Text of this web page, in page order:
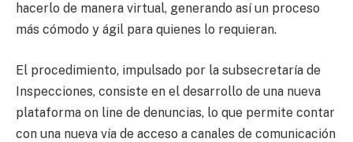
hacerlo de manera virtual, generando así un proceso
más cómodo y ágil para quienes lo requieran.
El procedimiento, impulsado por la subsecretaría de
Inspecciones, consiste en el desarrollo de una nueva
plataforma on line de denuncias, lo que permite contar
con una nueva vía de acceso a canales de comunicación